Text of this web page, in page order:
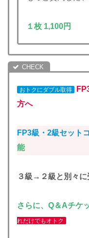
１枚 1,100円
おトクにダブル取得
方へ
FP3級・2級セット
能
３級→２級と別々に
さらに、Q＆Aチケ
れだけでもオトク